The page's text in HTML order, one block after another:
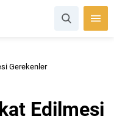
Gerekenler
Edilmesi